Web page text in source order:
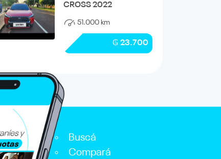
CROSS 2022
51.000 km
₲ 23.700
Buscá
Compará